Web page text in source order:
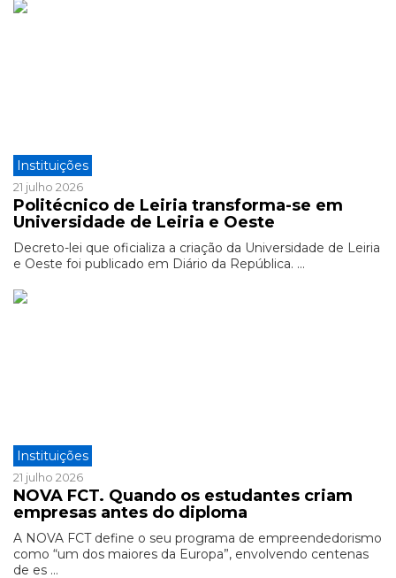
Instituições
21 julho 2026
Politécnico de Leiria transforma-se em
Universidade de Leiria e Oeste
Decreto-lei que oficializa a criação da Universidade de Leiria
e Oeste foi publicado em Diário da República. ...
Instituições
21 julho 2026
NOVA FCT. Quando os estudantes criam
empresas antes do diploma
A NOVA FCT define o seu programa de empreendedorismo
como “um dos maiores da Europa”, envolvendo centenas
de es ...